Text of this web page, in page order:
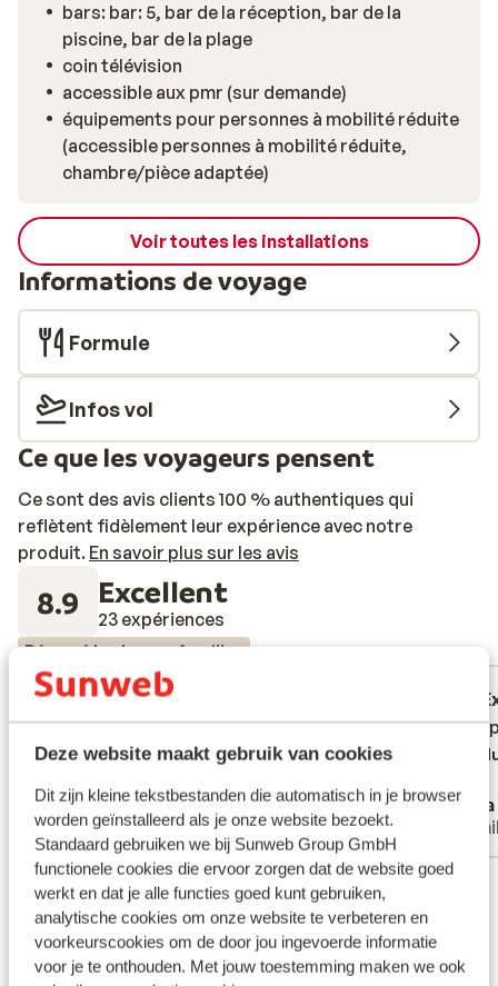
Deze website maakt gebruik van cookies
Dit zijn kleine tekstbestanden die automatisch in je browser
worden geïnstalleerd als je onze website bezoekt.
Standaard gebruiken we bij Sunweb Group GmbH
functionele cookies die ervoor zorgen dat de website goed
werkt en dat je alle functies goed kunt gebruiken,
analytische cookies om onze website te verbeteren en
voorkeurscookies om de door jou ingevoerde informatie
voor je te onthouden. Met jouw toestemming maken we ook
bars: bar: 5, bar de la réception, bar de la
piscine, bar de la plage
coin télévision
accessible aux pmr (sur demande)
équipements pour personnes à mobilité réduite
(accessible personnes à mobilité réduite,
chambre/pièce adaptée)
Voir toutes les installations
Informations de voyage
Formule
Infos vol
Ce que les voyageurs pensent
Ce sont des avis clients 100 % authentiques qui
reflètent fidèlement leur expérience avec notre
produit. En savoir plus sur les avis
8.9 Excellent
23 expériences
Réservé le plus par familles
9.1 Excellent
Alt er tip top minus er der er mange
russere
Alt er tip top minus er der er mange
russere
Jack Rasmussen
Couples
Super
Super
Voir toutes les 23 expériences
Emplacement